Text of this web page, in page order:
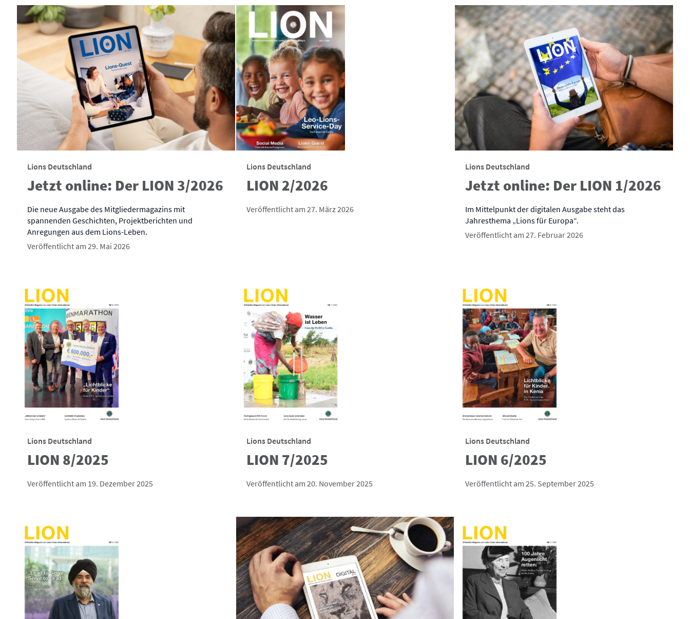
Lions Deutschland
Jetzt online: Der LION 3/2026
Die neue Ausgabe des Mitgliedermagazins mit
spannenden Geschichten, Projektberichten und
Anregungen aus dem Lions-Leben.
Veröffentlicht am 29. Mai 2026
Lions Deutschland
LION 2/2026
Veröffentlicht am 27. März 2026
Lions Deutschland
Jetzt online: Der LION 1/2026
Im Mittelpunkt der digitalen Ausgabe steht das
Jahresthema „Lions für Europa“.
Veröffentlicht am 27. Februar 2026
Lions Deutschland
LION 8/2025
Veröffentlicht am 19. Dezember 2025
Lions Deutschland
LION 7/2025
Veröffentlicht am 20. November 2025
Lions Deutschland
LION 6/2025
Veröffentlicht am 25. September 2025